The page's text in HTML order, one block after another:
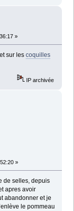
»
sur lescoquilles
IP archivée
»
de selles, depuis
apres avoir
abandonner et je
le pommeau